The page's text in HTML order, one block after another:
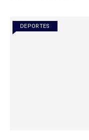
o
k
DEPORTES